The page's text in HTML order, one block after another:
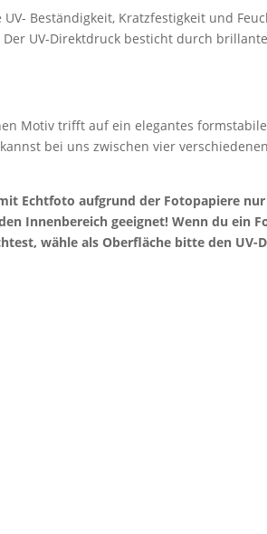
Beständigkeit, Kratzfestigkeit und
UV-Direktdruck besticht durch
Motiv trifft auf ein elegantes
bei uns zwischen vier
Echtfoto aufgrund der Fotopapiere
Innenbereich geeignet! Wenn du ein
wähle als Oberfläche bitte den UV-